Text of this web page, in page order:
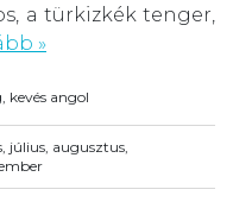
a türkizkék tenger,
»
kevés angol
július, augusztus,